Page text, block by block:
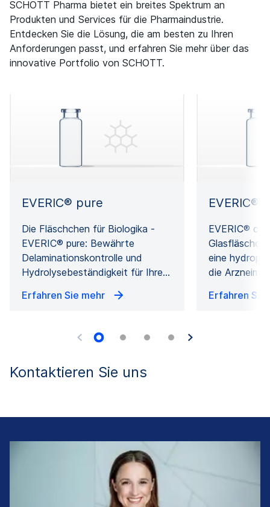
SCHOTT Pharma bietet ein breites Spektrum an
Produkten und Services für die Pharmaindustrie.
Entdecken Sie die Lösung, die am besten zu Ihren
Anforderungen passt, und erfahren Sie mehr über das
innovative Portfolio von SCHOTT.
EVERIC® pure
Die Fläschchen für Biologika -
EVERIC® pure: Bewährte
Delaminationskontrolle und
Hydrolysebeständigkeit für Ihre…
Erfahren Sie mehr
EVERIC®
EVERIC®
eine
die
Erfahren Sie
Kontaktieren Sie uns